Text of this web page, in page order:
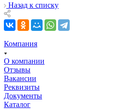
Назад к списку
Компания
О компании
Отзывы
Вакансии
Реквизиты
Документы
Каталог